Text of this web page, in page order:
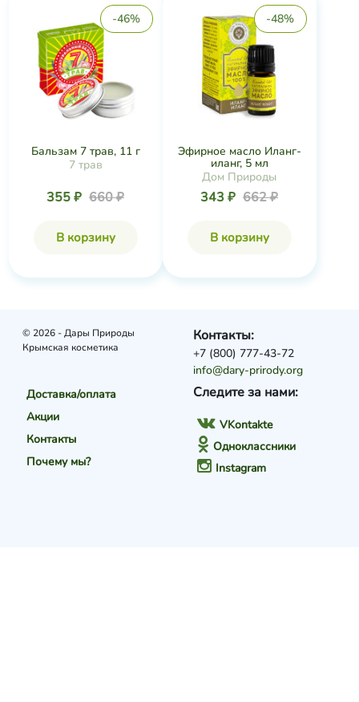
-46%
Бальзам 7 трав, 11 г
7 трав
355 ₽ 660 ₽
В корзину
-48%
Эфирное масло Иланг-
иланг, 5 мл
Дом Природы
343 ₽ 662 ₽
В корзину
© 2026 - Дары Природы
Крымская косметика
Доставка/оплата
Акции
Контакты
Почему мы?
Следите за нами:
VKontakte
Одноклассники
Instagram
Контакты:
+7 (800) 777-43-72
info@dary-prirody.org